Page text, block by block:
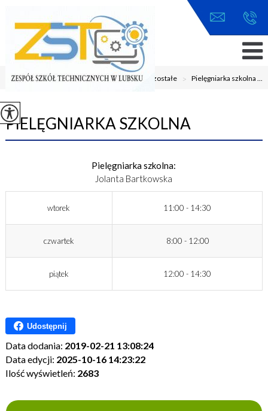
Jesteś tutaj:Home > Uczeń > Pozostałe > Pielęgniarka szkolna ...
PIELĘGNIARKA SZKOLNA
Pielęgniarka szkolna:
Jolanta Bartkowska
wtorek 11:00 - 14:30
czwartek 8:00 - 12:00
piątek 12:00 - 14:30
Udostępnij
Data dodania: 2019-02-21 13:08:24
Data edycji: 2025-10-16 14:23:22
Ilość wyświetleń: 2683